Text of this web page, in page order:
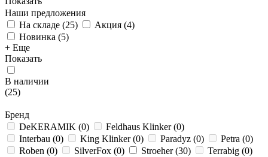
Наши предложения
На складе (25) Акция (4)
Новинка (5)
+ Еще
Показать
В наличии
(25)
Бренд
DeKERAMIK (0) Feldhaus Klinker(0)
Interbau (0) King Klinker(0) Paradyz (0) Petra (0)
Roben (0) SilverFox (0) Stroeher(30) Terrabig (0)